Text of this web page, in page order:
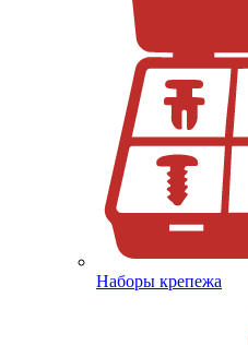
Наборы крепежа